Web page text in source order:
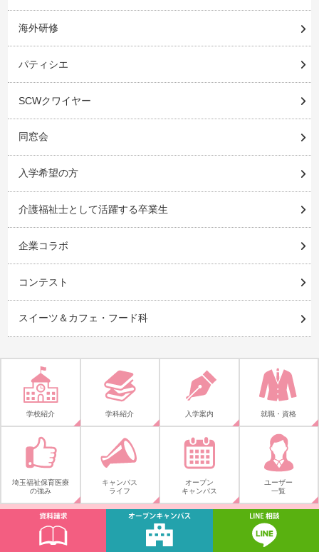
海外研修
パティシエ
SCWクワイヤー
同窓会
入学希望の方
介護福祉士として活躍する卒業生
企業コラボ
コンテスト
スイーツ＆カフェ・フード科
学校紹介 学科紹介 入学案内 就職・資格
埼玉福祉保育医療
の強み
キャンパス
ライフ
オープン
キャンパス
ユーザー
一覧
言語聴覚士になるには？3つのルートと必要なスキ